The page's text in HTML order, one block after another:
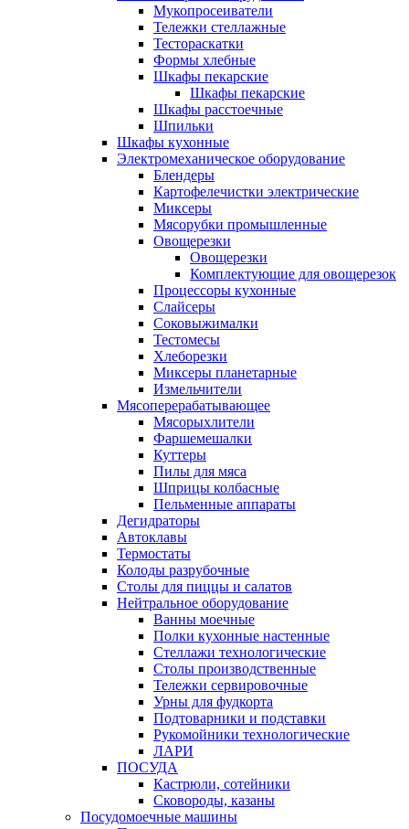
Мукопросеиватели
Тележки стеллажные
Тестораскатки
Формы хлебные
Шкафы пекарские
Шкафы пекарские
Шкафы расстоечные
Шпильки
Шкафы кухонные
Электромеханическое оборудование
Блендеры
Картофелечистки электрические
Миксеры
Мясорубки промышленные
Овощерезки
Овощерезки
Комплектующие для овощерезок
Процессоры кухонные
Слайсеры
Соковыжималки
Тестомесы
Хлеборезки
Миксеры планетарные
Измельчители
Мясоперерабатывающее
Мясорыхлители
Фаршемешалки
Куттеры
Пилы для мяса
Шприцы колбасные
Пельменные аппараты
Дегидраторы
Автоклавы
Термостаты
Колоды разрубочные
Столы для пиццы и салатов
Нейтральное оборудование
Ванны моечные
Полки кухонные настенные
Стеллажи технологические
Столы производственные
Тележки сервировочные
Урны для фудкорта
Подтоварники и подставки
Рукомойники технологические
ЛАРИ
ПОСУДА
Кастрюли, сотейники
Сковороды, казаны
Посудомоечные машины